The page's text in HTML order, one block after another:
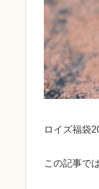
ロイズ福袋
この記事で